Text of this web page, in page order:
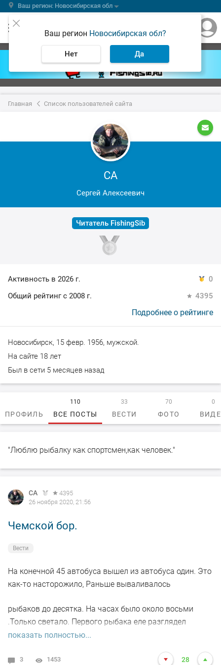
Ваш регион: Новосибирская обл
Ваш регион Новосибирская обл?
Нет Да
Главная Список пользователей сайта
СА
Сергей Алексеевич
Читатель FishingSib
Активность в 2026 г.
0
Общий рейтинг с 2008 г.
4395
Подробнее о рейтинге
Новосибирск, 15 февр. 1956, мужской.
На сайте 18 лет
Был в сети 5 месяцев назад
ПРОФИЛЬ ВСЕ ПОСТЫ
110
ВЕСТИ
33
ФОТО
70 0
"Люблю рыбалку как спортсмен,как человек."
СА
4395
26 ноября 2020, 21:56
Чемской бор.
Вести
На конечной 45 автобуса вышел из автобуса один. Это
как-то насторожило, Раньше вываливалось
рыбаков до десятка. На часах было около восьми
.Только светало. Первого рыбака еле разглядел
,забирая чуть правее. Рванул за ним по его следам.
показать полностью...
3 1453 28